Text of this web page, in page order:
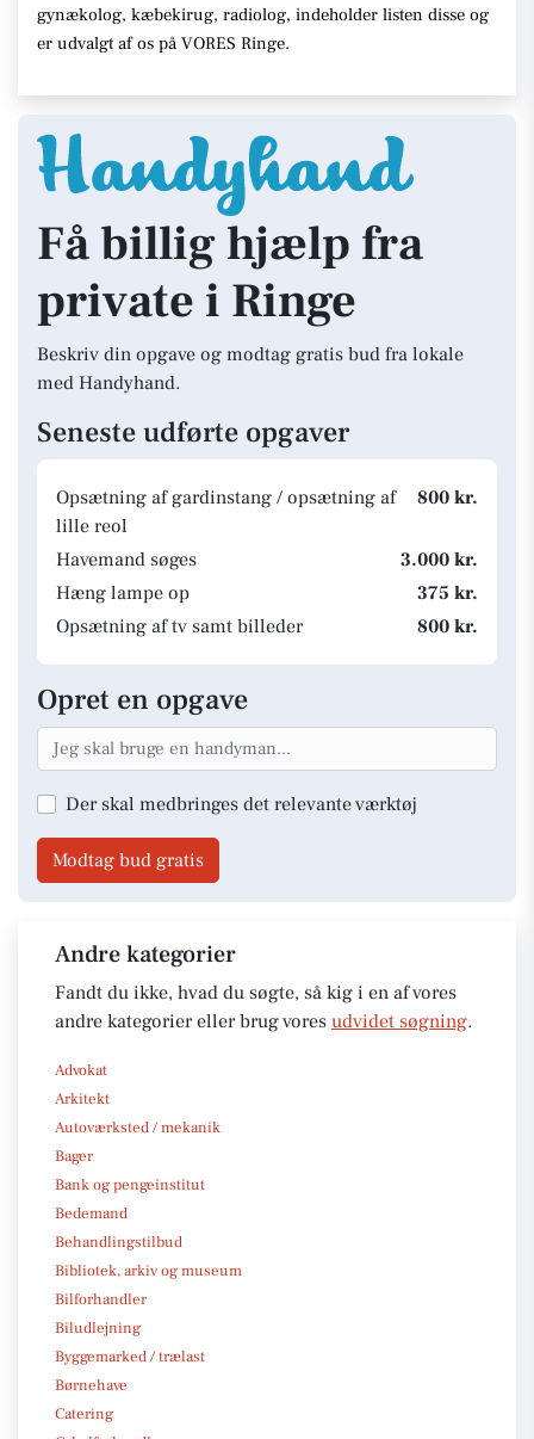
gynækolog, kæbekirug, radiolog, indeholder listen disse og
er udvalgt af os på VORES Ringe.
Få billig hjælp fra
private i Ringe
Beskriv din opgave og modtag gratis bud fra lokale
med Handyhand.
Seneste udførte opgaver
Opsætning af gardinstang / opsætning af
lille reol
800 kr.
Havemand søges
3.000 kr.
Hæng lampe op
375 kr.
Opsætning af tv samt billeder
800 kr.
Opret en opgave
Der skal medbringes det relevante værktøj
Modtag bud gratis
Andre kategorier
Fandt du ikke, hvad du søgte, så kig i en af vores
andre kategorier eller brug vores udvidet søgning.
Advokat
Arkitekt
Autoværksted / mekanik
Bager
Bank og pengeinstitut
Bedemand
Behandlingstilbud
Bibliotek, arkiv og museum
Bilforhandler
Biludlejning
Byggemarked / trælast
Børnehave
Catering